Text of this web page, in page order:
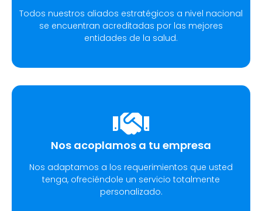
Todos nuestros aliados estratégicos a nivel nacional
se encuentran acreditadas por las mejores
entidades de la salud.
Nos acoplamos a tu empresa
Nos adaptamos a los requerimientos que usted
tenga, ofreciéndole un servicio totalmente
personalizado.